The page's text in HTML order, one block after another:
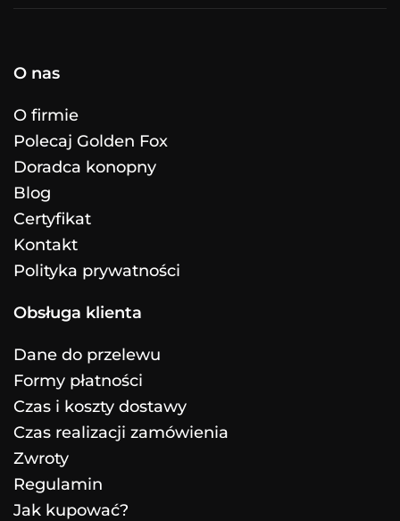
O nas
O firmie
Polecaj Golden Fox
Doradca konopny
Blog
Certyfikat
Kontakt
Polityka prywatności
Obsługa klienta
Dane do przelewu
Formy płatności
Czas i koszty dostawy
Czas realizacji zamówienia
Zwroty
Regulamin
Jak kupować?